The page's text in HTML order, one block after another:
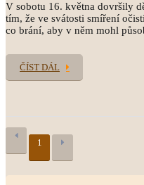
V sobotu 16. května dovršily
tím, že ve svátosti smíření
co brání, aby v něm mohl
ČÍST DÁL
1